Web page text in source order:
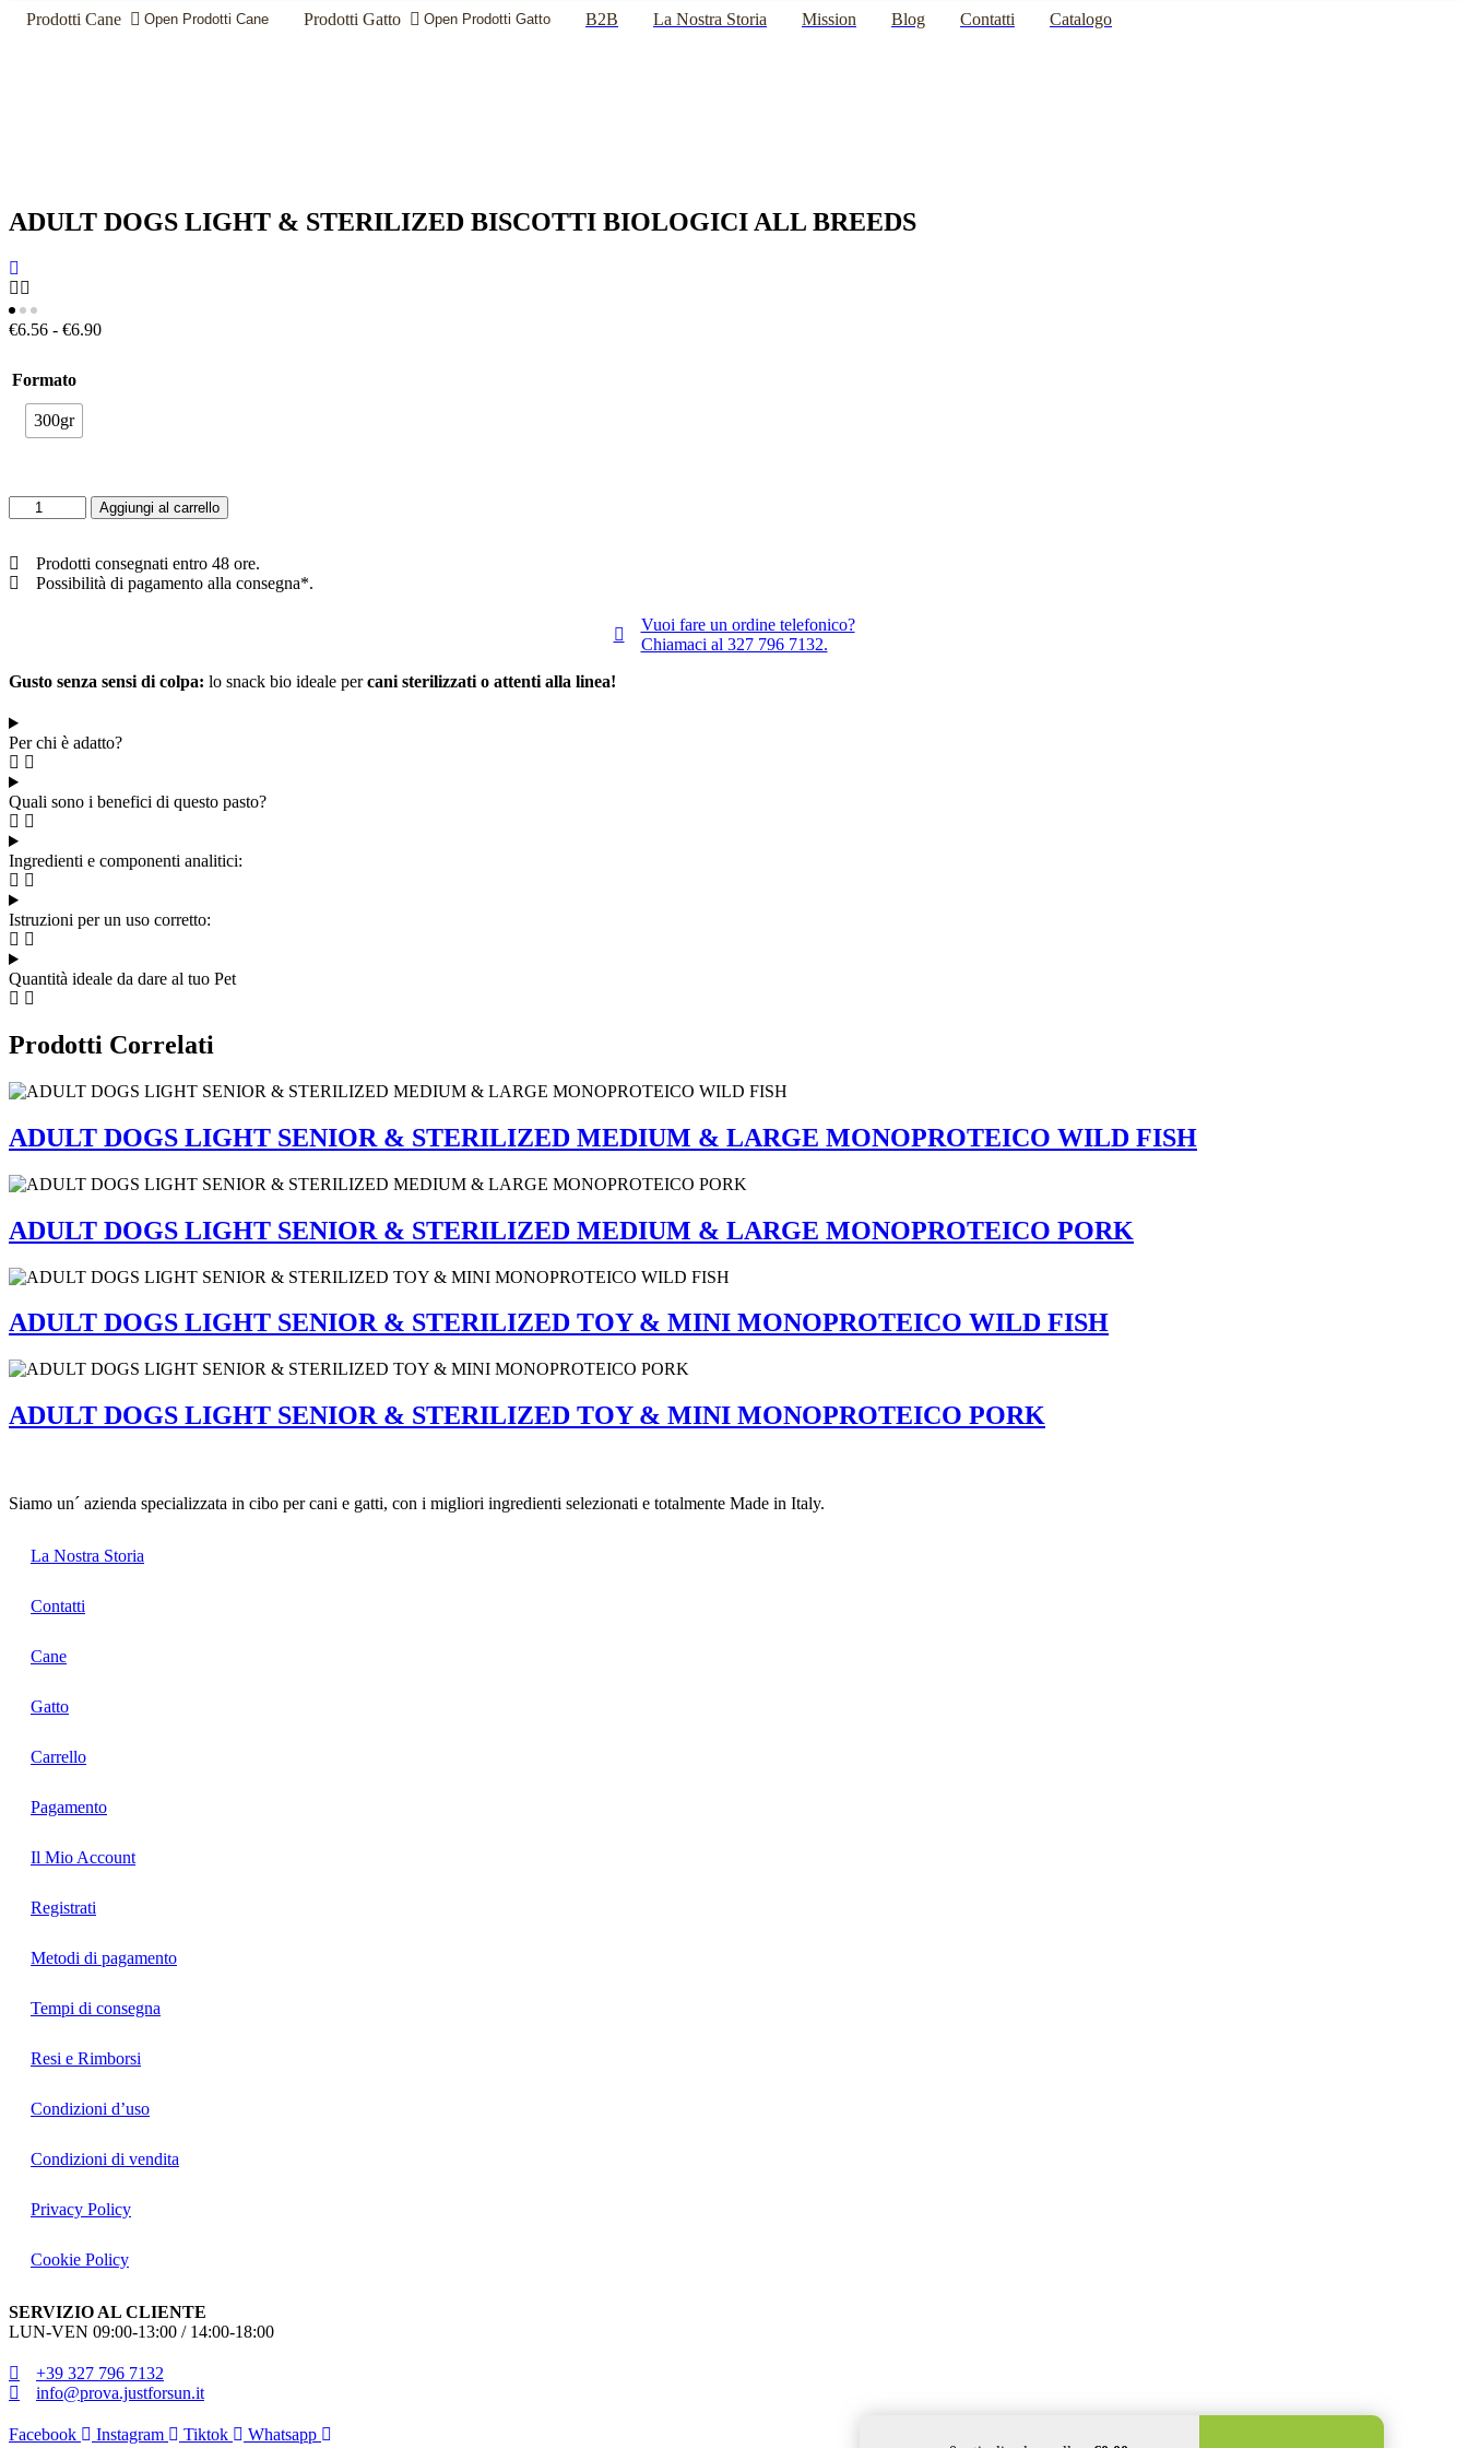
Prodotti Cane Open Prodotti Cane Prodotti Gatto Open Prodotti Gatto B2B La Nostra Storia Mission Blog Contatti Catalogo
ADULT DOGS LIGHT & STERILIZED BISCOTTI BIOLOGICI ALL BREEDS
€6.56 - €6.90Fascia
Formato
300gr
ADULT
DOGS
&
STERILIZED
quantità
Aggiungi al carrello
Prodotti consegnati entro 48 ore.
Possibilità di pagamento alla consegna*.
Vuoi fare un ordine telefonico?
Chiamaci al 327 796 7132.
Gusto senza sensi di colpa: lo snack bio ideale percani sterilizzati o attenti alla linea!
Per chi è adatto?
Quali sono i benefici di questo pasto?
Ingredienti e componenti analitici:
Istruzioni per un uso corretto:
Quantità ideale da dare al tuo Pet
Prodotti Correlati
ADULT DOGS LIGHT SENIOR & STERILIZED MEDIUM & LARGE MONOPROTEICO WILD FISH
ADULT DOGS LIGHT SENIOR & STERILIZED MEDIUM & LARGE MONOPROTEICO PORK
ADULT DOGS LIGHT SENIOR & STERILIZED TOY & MINI MONOPROTEICO WILD FISH
ADULT DOGS LIGHT SENIOR & STERILIZED TOY & MINI MONOPROTEICO PORK
Siamo un´ azienda specializzata in cibo per cani e gatti, con i migliori ingredienti selezionati e totalmente Made in Italy.
La Nostra Storia
Contatti
Cane
Gatto
Carrello
Pagamento
Il Mio Account
Registrati
Metodi di pagamento
Tempi di consegna
Resi e Rimborsi
Condizioni d’uso
Condizioni di vendita
Privacy Policy
Cookie Policy
SERVIZIO AL CLIENTE
LUN-VEN 09:00-13:00 / 14:00-18:00
+39 327 796 7132
info@prova.justforsun.it
Facebook Instagram Tiktok Whatsapp